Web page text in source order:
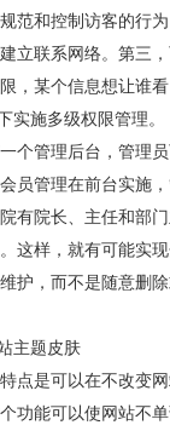
范和控制访客的行
立联系网络。第三
，某个信息想让谁看
实施多级权限管理。
个管理后台，管理
员管理在前台实施
有院长、主任和部
这样，就有可能实
护，而不是随意删
主题皮肤
点是可以在不改变
功能可以使网站不